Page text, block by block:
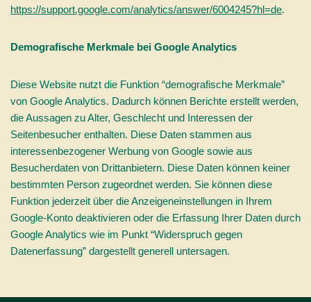
https://support.google.com/analytics/answer/6004245?hl=de.
Demografische Merkmale bei Google Analytics
Diese Website nutzt die Funktion “demografische Merkmale”
von Google Analytics. Dadurch können Berichte erstellt werden,
die Aussagen zu Alter, Geschlecht und Interessen der
Seitenbesucher enthalten. Diese Daten stammen aus
interessenbezogener Werbung von Google sowie aus
Besucherdaten von Drittanbietern. Diese Daten können keiner
bestimmten Person zugeordnet werden. Sie können diese
Funktion jederzeit über die Anzeigeneinstellungen in Ihrem
Google-Konto deaktivieren oder die Erfassung Ihrer Daten durch
Google Analytics wie im Punkt “Widerspruch gegen
Datenerfassung” dargestellt generell untersagen.